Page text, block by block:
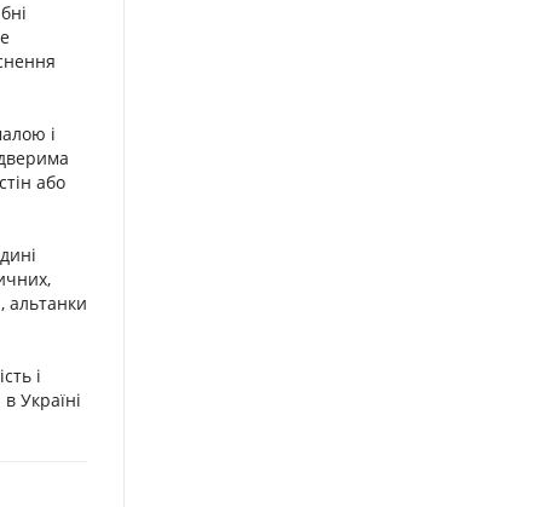
і
або
альтанки
і
Україні